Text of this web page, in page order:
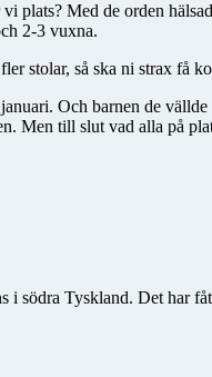
Med de orden
2-3 vuxna.
stolar, så ska ni strax få
Och barnen de
Men till slut vad alla på
södra Tyskland. Det har